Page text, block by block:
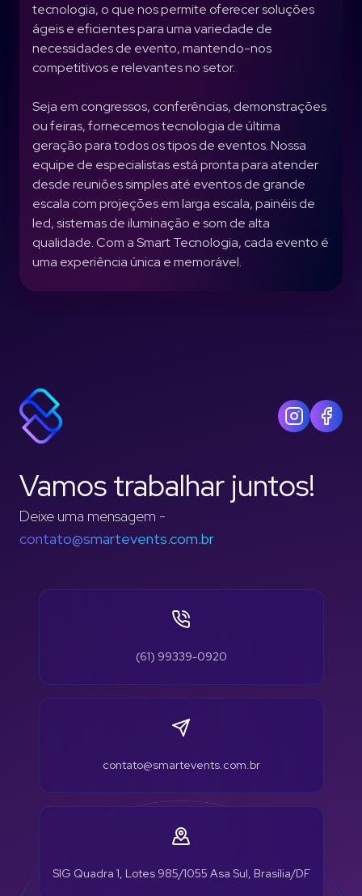
tecnologia, o que nos permite oferecer soluções
ágeis e eficientes para uma variedade de
necessidades de evento, mantendo-nos
competitivos e relevantes no setor.
Seja em congressos, conferências, demonstrações
ou feiras, fornecemos tecnologia de última
geração para todos os tipos de eventos. Nossa
equipe de especialistas está pronta para atender
desde reuniões simples até eventos de grande
escala com projeções em larga escala, painéis de
led, sistemas de iluminação e som de alta
qualidade. Com a Smart Tecnologia, cada evento é
uma experiência única e memorável.
Vamos trabalhar juntos!
Deixe uma mensagem -
contato@smartevents.com.br
(61) 99339-0920
contato@smartevents.com.br
SIG Quadra 1, Lotes 985/1055 Asa Sul, Brasília/DF